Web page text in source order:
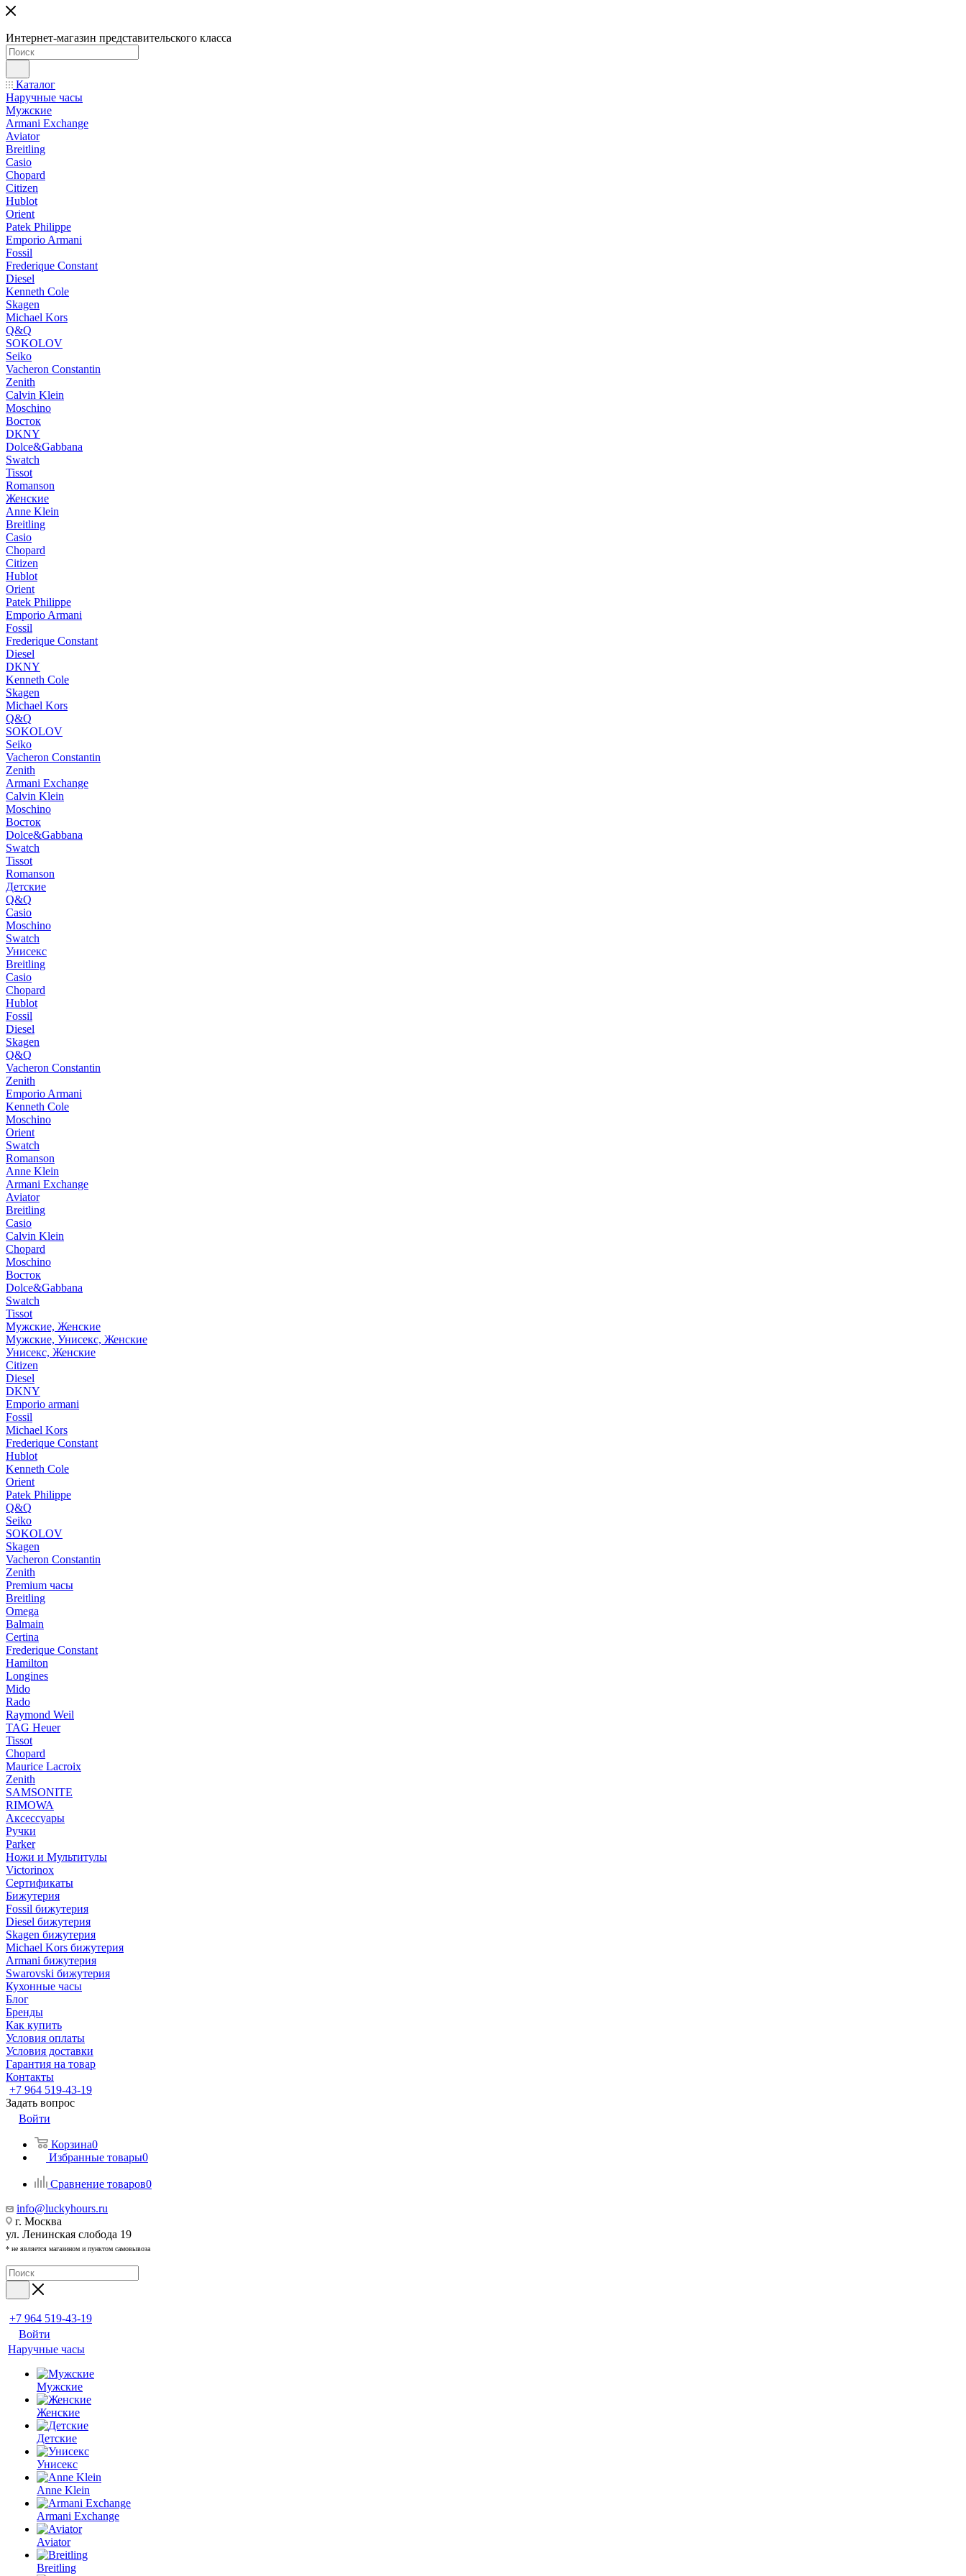
Интернет-магазин представительского класса
Каталог
Наручные часы
Мужские
Armani Exchange
Aviator
Breitling
Casio
Chopard
Citizen
Hublot
Orient
Patek Philippe
Emporio Armani
Fossil
Frederique Constant
Diesel
Kenneth Cole
Skagen
Michael Kors
Q&Q
SOKOLOV
Seiko
Vacheron Constantin
Zenith
Calvin Klein
Moschino
Восток
DKNY
Dolce&Gabbana
Swatch
Tissot
Romanson
Женские
Anne Klein
Breitling
Casio
Chopard
Citizen
Hublot
Orient
Patek Philippe
Emporio Armani
Fossil
Frederique Constant
Diesel
DKNY
Kenneth Cole
Skagen
Michael Kors
Q&Q
SOKOLOV
Seiko
Vacheron Constantin
Zenith
Armani Exchange
Calvin Klein
Moschino
Восток
Dolce&Gabbana
Swatch
Tissot
Romanson
Детские
Q&Q
Casio
Moschino
Swatch
Унисекс
Breitling
Casio
Chopard
Hublot
Fossil
Diesel
Skagen
Q&Q
Vacheron Constantin
Zenith
Emporio Armani
Kenneth Cole
Moschino
Orient
Swatch
Romanson
Anne Klein
Armani Exchange
Aviator
Breitling
Casio
Calvin Klein
Chopard
Moschino
Восток
Dolce&Gabbana
Swatch
Tissot
Мужские, Женские
Мужские, Унисекс, Женские
Унисекс, Женские
Citizen
Diesel
DKNY
Emporio armani
Fossil
Michael Kors
Frederique Constant
Hublot
Kenneth Cole
Orient
Patek Philippe
Q&Q
Seiko
SOKOLOV
Skagen
Vacheron Constantin
Zenith
Premium часы
Breitling
Omega
Balmain
Certina
Frederique Constant
Hamilton
Longines
Mido
Rado
Raymond Weil
TAG Heuer
Tissot
Chopard
Maurice Lacroix
Zenith
SAMSONITE
RIMOWA
Аксессуары
Ручки
Parker
Ножи и Мультитулы
Victorinox
Сертификаты
Бижутерия
Fossil бижутерия
Diesel бижутерия
Skagen бижутерия
Michael Kors бижутерия
Armani бижутерия
Swarovski бижутерия
Кухонные часы
Блог
Бренды
Как купить
Условия оплаты
Условия доставки
Гарантия на товар
Контакты
+7 964 519-43-19
Задать вопрос
Войти
Корзина0
Избранные товары0
Сравнение товаров0
info@luckyhours.ru
г. Москва
ул. Ленинская слобода 19
* не является магазином и пунктом самовывоза
+7 964 519-43-19
Войти
Наручные часы
Мужские
Женские
Детские
Унисекс
Anne Klein
Armani Exchange
Aviator
Breitling